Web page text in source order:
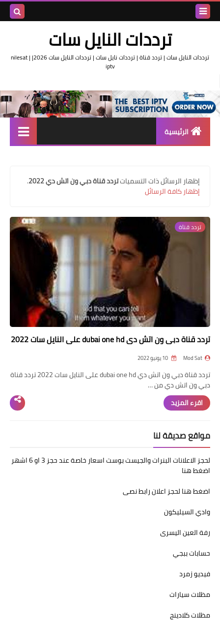
ترددات النايل سات
ترددات النايل سات | تردد قناة | ترددات نايل سات | ترددات النايل سات 2026| nilesat |
iptv
الرئيسية
اقوى ترددات النايل سات
تردد قناة
nilesat
iptv
ترددات النايل سات
ترددات النايل سات
‏إظهار الرسائل ذات التسمياتتردد قناة دبي ون اتش دي 2022
.
إظهار كافة الرسائل
تردد قناة
تردد قناة دبي ون اتش دي dubai one hd على النايل سات 2022
Mod Sat
تردد قناة دبي ون اتش دي dubai one hd على النايل سات 2022 تردد قناة
دبي ون اتش دي من …
اقرء المزيد
مواقع صديقة لنا
لحجز الاعلانات البنرات والجيست بوست اسعار خاصة عند حجز 3 او 6 اشهر
اضغط هنا
اضغط هنا لحجز اعلان رابط نصى
وادي السيليكون
رفة العين اليسرى
حسابات ببجي
فيديو زمرد
مظلات سيارات
مظلات كلادينج